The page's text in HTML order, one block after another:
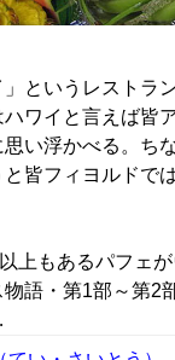
というレストラ
ワイと言えば皆
い浮かべる。ち
皆フィヨルドで
上もあるパフェ
語・第1部～第2